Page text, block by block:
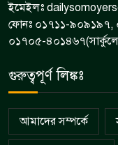
ইমেইলঃ
ফোনঃ ০১৭১১-৯০৯১৯৭,
০১৭০৫-
গুরুত্বপূর্ণ লিঙ্কঃ
আমাদের সম্পর্কে